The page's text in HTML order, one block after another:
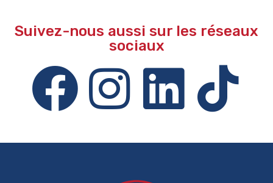
Suivez-nous aussi sur les réseaux
sociaux